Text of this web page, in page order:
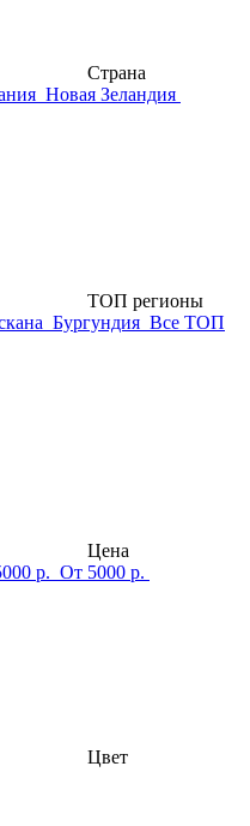
Страна
Новая Зеландия
ТОП регионы
Бургундия Все ТОП
Цена
р. От 5000 р.
Цвет